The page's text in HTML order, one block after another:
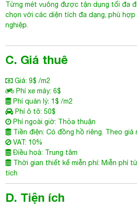
Từng mét vuông được tận dụng tối đa
chọn với các diện tích đa dạng, phù
nghiệp.
C. Giá thuê
Giá: 9$ /m2
Phí xe máy: 6$
Phí quản lý: 1$ /m2
Phí ô tô: 50$
Phí ngoài giờ: Thỏa thuận
Tiền điện: Có đồng hồ riêng. Theo giá
VAT: 10%
Điều hoà: Trung tâm
Thời gian thiết kế miễn phí: Miễn phí
tích
D. Tiện ích